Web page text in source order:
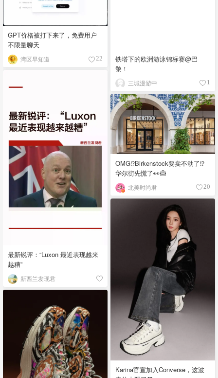
铁塔下的欧洲游泳锦标赛@巴
黎！
三城漫游中 1
GPT价格被打下来了，免费用户
不限量聊天
湾区早知道 22
最新锐评：“Luxon 最近表现越来
越糟”
新西兰发现君
OMG⁉️Birkenstock要卖不动了⁉
华尔街先慌了👀😱
北美时尚君 20
Karina官宣加入Converse，这波